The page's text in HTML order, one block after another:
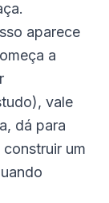
aparece
a
vale
dá para
um